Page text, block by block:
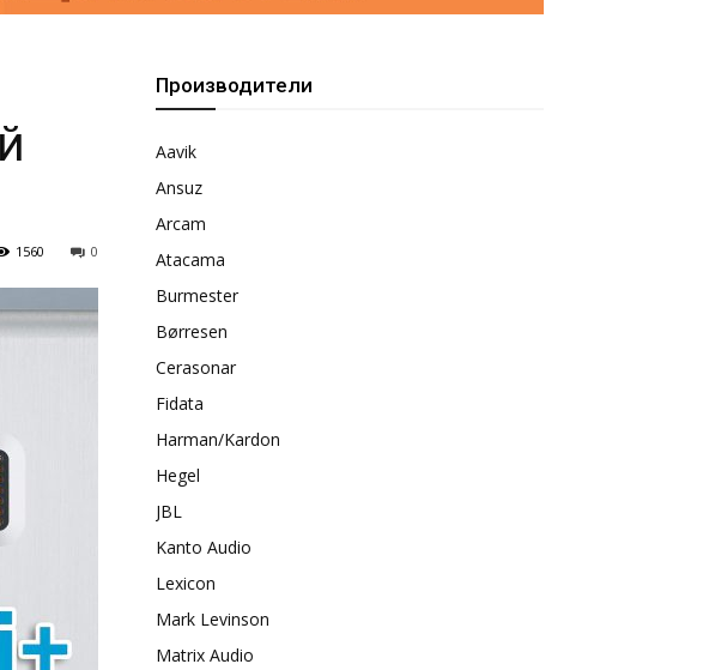
0
1560
Производители
Aavik
Ansuz
Arcam
Atacama
Burmester
Børresen
Cerasonar
Fidata
Harman/Kardon
Hegel
JBL
Kanto Audio
Lexicon
Mark Levinson
Matrix Audio